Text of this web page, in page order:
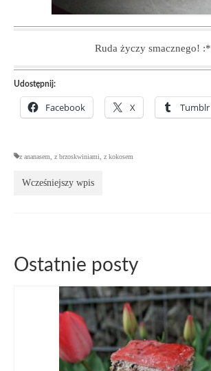
Ruda życzy smacznego! :*
Udostępnij:
Facebook X Tumblr
z ananasem z brzoskwiniami z kokosem
Wcześniejszy wpis
Ostatnie posty